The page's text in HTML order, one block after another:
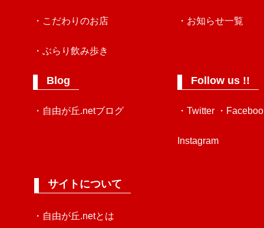
・こだわりのお店
・ぶらり飲み歩き
Blog
・自由が丘.netブログ
・お知らせ一覧
Follow us !!
・Twitter ・
Instagram
サイトについて
・自由が丘.netとは